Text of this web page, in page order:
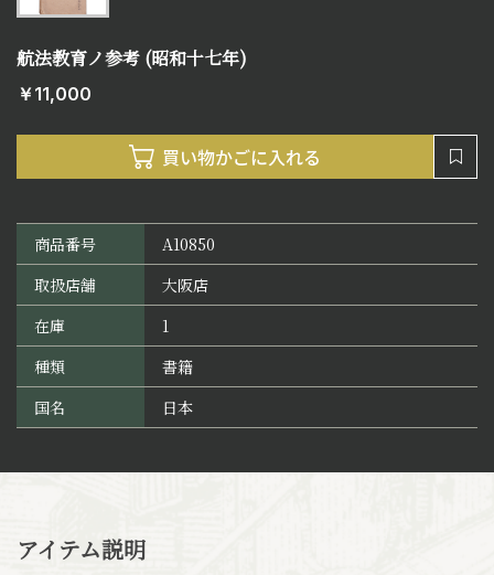
航法教育ノ参考 (昭和十七年)
￥11,000
商品番号
A10850
取扱店舗
大阪店
在庫
1
種類
書籍
国名
日本
アイテム説明